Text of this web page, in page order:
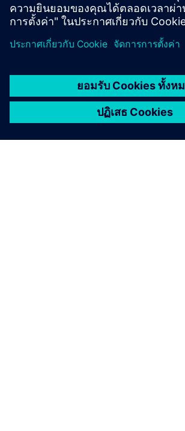
Siemens Smart Infrastructure
I’ve been with Siemens since September
the subjects I enjoyed the most were
another, but both are quite rule-based
same time. When I finished my GCSEs, I
available to me, but I decided rather than
A level route to instead complete a BTEC
Engineering.